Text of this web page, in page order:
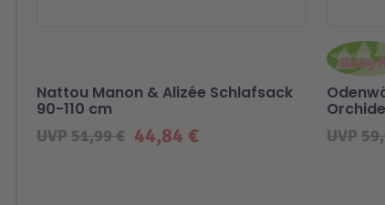
44,84 €
UVP51,99 €
Nattou Manon & Alizée Schlafsack
90-110 cm
UVP